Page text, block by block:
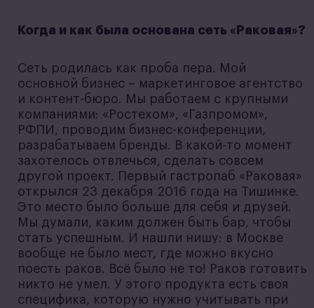
Когда и как была основана сеть «Раковая»?
Сеть родилась как проба пера. Мой
основной бизнес – маркетинговое агентство
и контент-бюро. Мы работаем с крупными
компаниями: «Ростехом», «Газпромом»,
РФПИ, проводим бизнес-конференции,
разрабатываем бренды. В какой-то момент
захотелось отвлечься, сделать совсем
другой проект. Первый гастропаб «Раковая»
открылся 23 декабря 2016 года на Тишинке.
Это место было больше для себя и друзей.
Мы думали, каким должен быть бар, чтобы
стать успешным. И нашли нишу: в Москве
вообще не было мест, где можно вкусно
поесть раков. Всё было не то! Раков готовить
никто не умел. У этого продукта есть своя
специфика, которую нужно учитывать при